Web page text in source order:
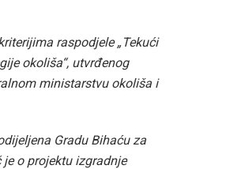
raspodjele „Tekući
okoliša“, utvrđenog
ministarstvu okoliša i
Gradu Bihaću za
o projektu izgradnje